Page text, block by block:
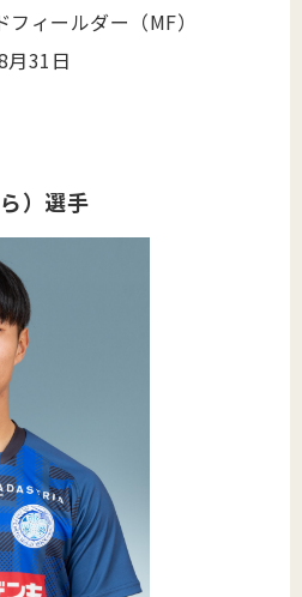
ィールダー（MF）
月31日
）選手